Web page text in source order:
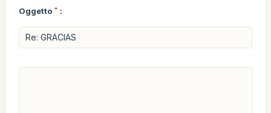
Oggetto * :